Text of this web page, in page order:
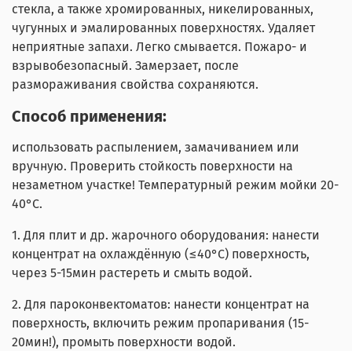
стекла, а также хромированных, никелированных,
чугунных и эмалированных поверхностях. Удаляет
неприятные запахи. Легко смывается. Пожаро- и
взрывобезопасный. Замерзает, после
размораживания свойства сохраняются.
Способ применения:
использовать распылением, замачиванием или
вручную. Проверить стойкость поверхности на
незаметном участке! Температурный режим мойки 20-
40°С.
1. Для плит и др. жарочного оборудования: нанести
концентрат на охлаждённую (≤40°С) поверхность,
через 5-15мин растереть и смыть водой.
2. Для пароконвектоматов: нанести концентрат на
поверхность, включить режим пропаривания (15-
20мин!), промыть поверхности водой.